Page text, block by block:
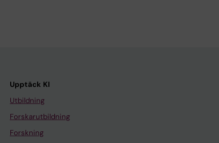
Upptäck KI
Utbildning
Forskarutbildning
Forskning